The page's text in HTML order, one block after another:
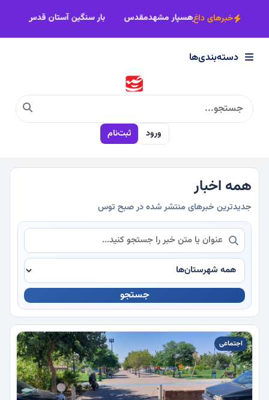
×
دسته‌بندی‌ها
سیاسی
اجتماعی
فرهنگی
ورزشی
چندرسانه
خبرهای داغشهید رجایی بیش از 22 کاروان زاوه رهسپار مشهدمقدس بار
دسته‌بندی‌ها
ورود ثبت‌نام
همه اخبار
جدیدترین خبرهای منتشر شده در صبح توس
جستجو
اجتماعی